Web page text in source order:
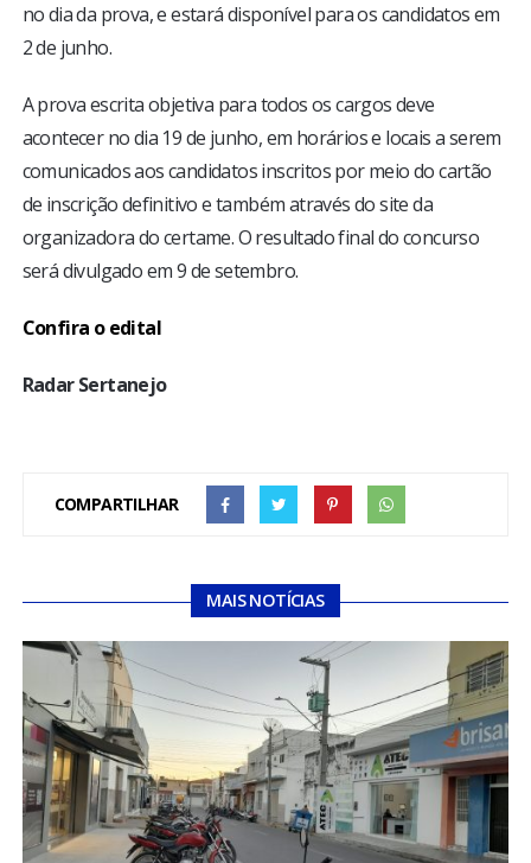
no dia da prova, e estará disponível para os candidatos em
2 de junho.
A prova escrita objetiva para todos os cargos deve
acontecer no dia 19 de junho, em horários e locais a serem
comunicados aos candidatos inscritos por meio do cartão
de inscrição definitivo e também através do site da
organizadora do certame. O resultado final do concurso
será divulgado em 9 de setembro.
Confira o edital
Radar Sertanejo
COMPARTILHAR
MAIS NOTÍCIAS